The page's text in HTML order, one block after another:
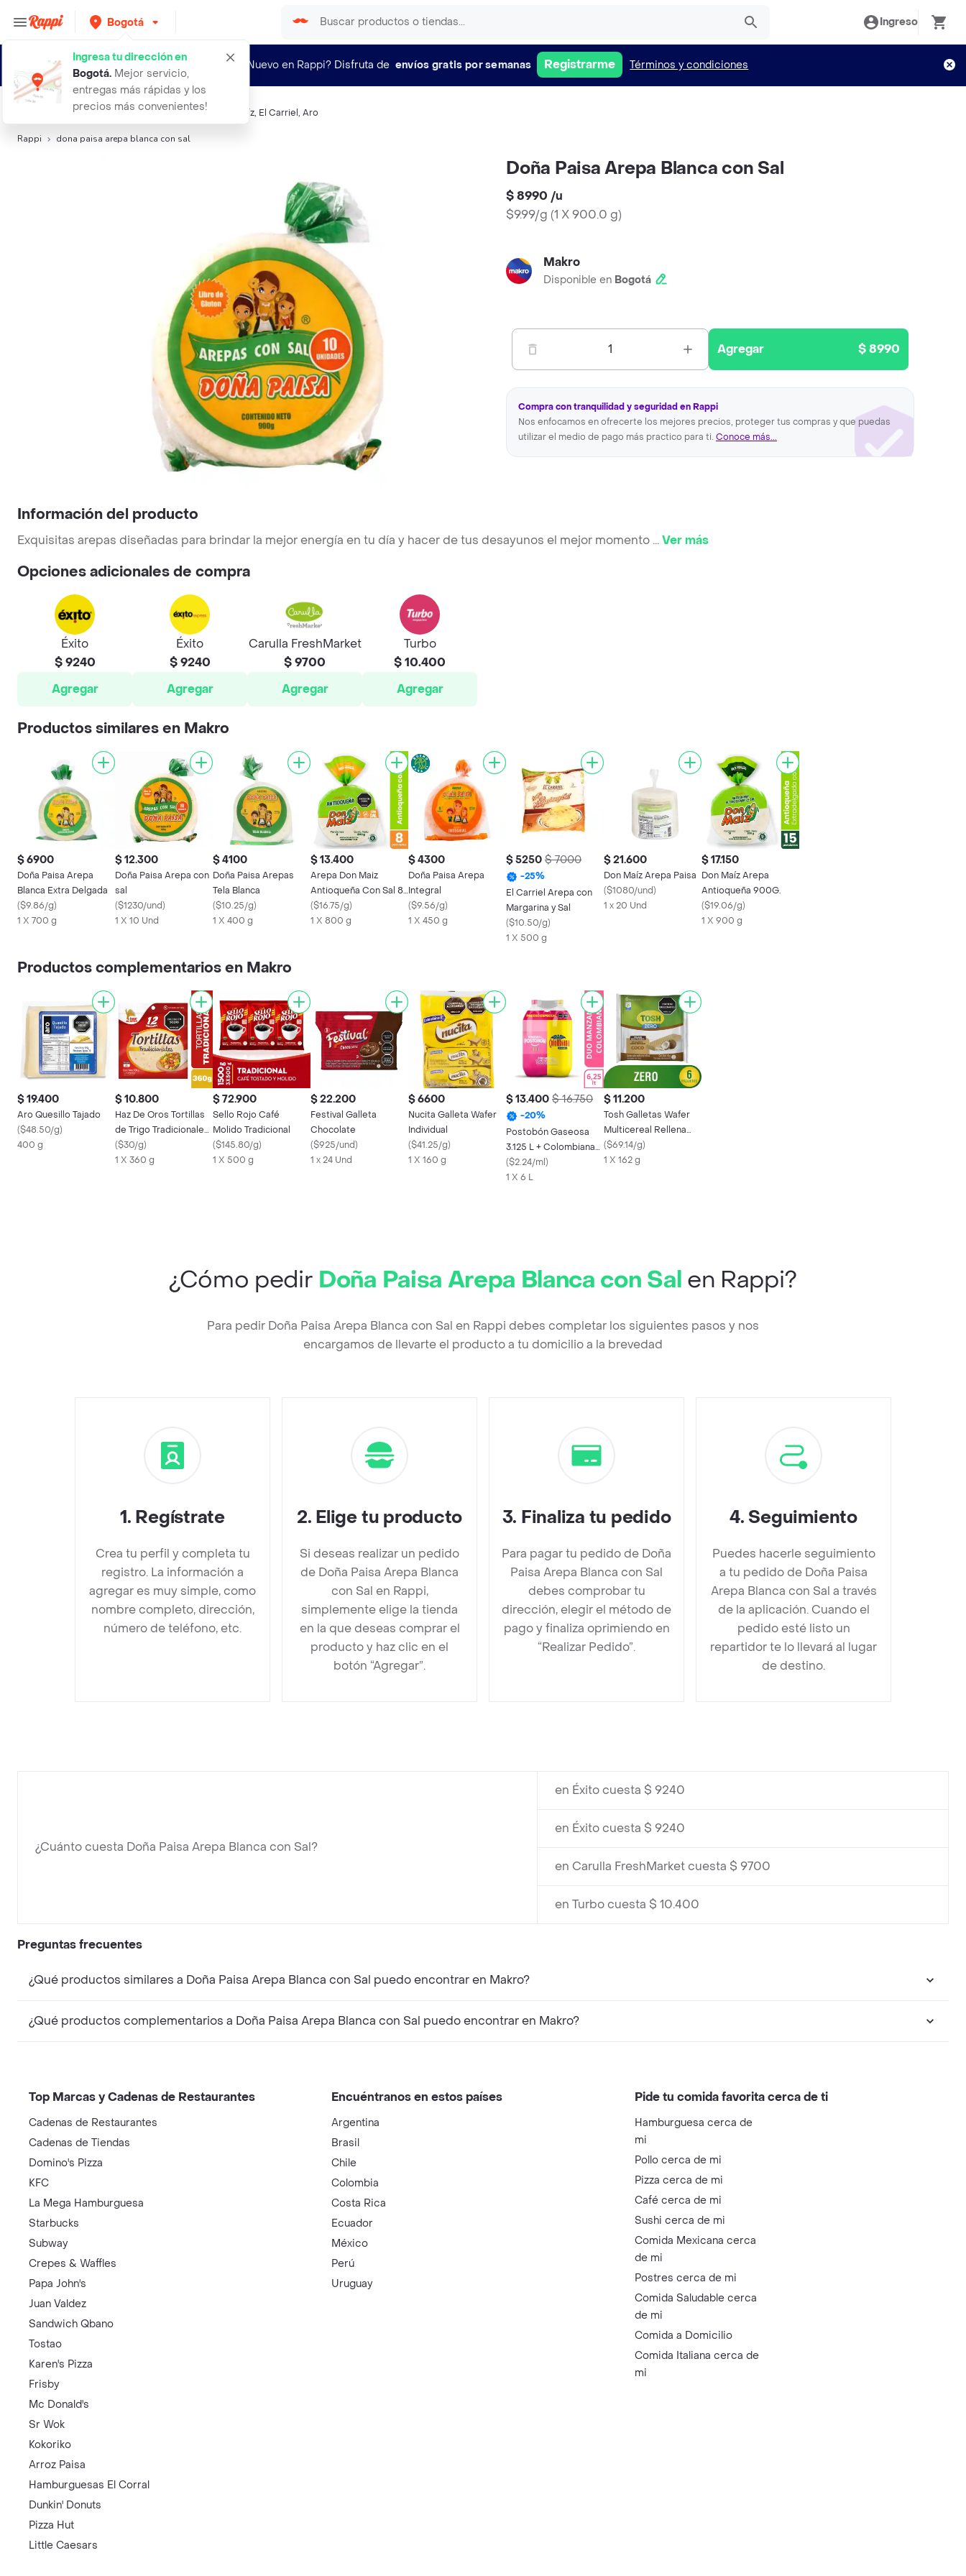
Bogotá
Ingresa tu dirección en
Bogotá. Mejor servicio,
entregas más rápidas y los
precios más convenientes!
Ingreso
¿Nuevo en Rappi? Disfruta de envíos gratis por semanas Registrarme Términos y condiciones
Búsquedas relacionadas:Arepas,Doña Paisa Don Maíz, El Carriel , Aro
Rappi dona paisa arepa blanca con sal
Doña Paisa Arepa Blanca con Sal
$ 8990 /u
$9.99/g (1 X 900.0 g)
Makro
Disponible en Bogotá
1 Agregar $ 8990
Compra con tranquilidad y seguridad en Rappi
Nos enfocamos en ofrecerte los mejores precios, proteger tus compras y que puedas
utilizar el medio de pago más practico para ti. Conoce más...
Información del producto
Exquisitas arepas diseñadas para brindar la mejor energía en tu día y hacer de tus desayunos el mejor momento ...Ver más
Opciones adicionales de compra
Éxito
$ 9240
Agregar
Éxito
$ 9240
Agregar
Carulla FreshMarket
$ 9700
Agregar
Turbo
$ 10.400
Agregar
Productos similares en Makro
$ 6900
Doña Paisa Arepa
Blanca Extra Delgada
($9.86/g)
1 X 700 g
$ 12.300
Doña Paisa Arepa con
sal
($1230/und)
1 X 10 Und
$ 4100
Doña Paisa Arepas
Tela Blanca
($10.25/g)
1 X 400 g
$ 13.400
Arepa Don Maiz
Antioqueña Con Sal 8
Unidades. 800G.
($16.75/g)
1 X 800 g
$ 4300
Doña Paisa Arepa
Integral
($9.56/g)
1 X 450 g
$ 5250 $ 7000
-25%
El Carriel Arepa con
Margarina y Sal
($10.50/g)
1 X 500 g
$ 21.600
Don Maíz Arepa Paisa
($1080/und)
1 x 20 Und
$ 17.150
Don Maíz Arepa
Antioqueña 900G.
($19.06/g)
1 X 900 g
Productos complementarios en Makro
$ 19.400
Aro Quesillo Tajado
($48.50/g)
400 g
$ 10.800
Haz De Oros Tortillas
de Trigo Tradicionales
Tamaño M
($30/g)
1 X 360 g
$ 72.900
Sello Rojo Café
Molido Tradicional
($145.80/g)
1 X 500 g
$ 22.200
Festival Galleta
Chocolate
($925/und)
1 x 24 Und
$ 6600
Nucita Galleta Wafer
Individual
($41.25/g)
1 X 160 g
$ 13.400 $ 16.750
-20%
Postobón Gaseosa
3.125 L + Colombiana
3.125 L 6250 mL
($2.24/ml)
1 X 6 L
$ 11.200
Tosh Galletas Wafer
Multicereal Rellena
con Crema de Coco
($69.14/g)
1 X 162 g
¿Cómo pedir Doña Paisa Arepa Blanca con Sal en Rappi?
Para pedir Doña Paisa Arepa Blanca con Sal en Rappi debes completar los siguientes pasos y nos
encargamos de llevarte el producto a tu domicilio a la brevedad
1. Regístrate
Crea tu perfil y completa tu
registro. La información a
agregar es muy simple, como
nombre completo, dirección,
número de teléfono, etc.
2. Elige tu producto
Si deseas realizar un pedido
de Doña Paisa Arepa Blanca
con Sal en Rappi,
simplemente elige la tienda
en la que deseas comprar el
producto y haz clic en el
botón “Agregar”.
3. Finaliza tu pedido
Para pagar tu pedido de Doña
Paisa Arepa Blanca con Sal
debes comprobar tu
dirección, elegir el método de
pago y finaliza oprimiendo en
“Realizar Pedido”.
4. Seguimiento
Puedes hacerle seguimiento
a tu pedido de Doña Paisa
Arepa Blanca con Sal a través
de la aplicación. Cuando el
pedido esté listo un
repartidor te lo llevará al lugar
de destino.
¿Cuánto cuesta Doña Paisa Arepa Blanca con Sal?
en Éxito cuesta $ 9240
en Éxito cuesta $ 9240
en Carulla FreshMarket cuesta $ 9700
en Turbo cuesta $ 10.400
Preguntas frecuentes
¿Qué productos similares a Doña Paisa Arepa Blanca con Sal puedo encontrar en Makro?
¿Qué productos complementarios a Doña Paisa Arepa Blanca con Sal puedo encontrar en Makro?
Top Marcas y Cadenas de Restaurantes
Cadenas de Restaurantes
Cadenas de Tiendas
Domino's Pizza
KFC
La Mega Hamburguesa
Starbucks
Subway
Crepes & Waffles
Papa John's
Juan Valdez
Sandwich Qbano
Tostao
Karen's Pizza
Frisby
Mc Donald's
Sr Wok
Kokoriko
Arroz Paisa
Hamburguesas El Corral
Dunkin' Donuts
Pizza Hut
Little Caesars
Encuéntranos en estos países
Argentina
Brasil
Chile
Colombia
Costa Rica
Ecuador
México
Perú
Uruguay
Pide tu comida favorita cerca de ti
Hamburguesa cerca de
mi
Pollo cerca de mi
Pizza cerca de mi
Café cerca de mi
Sushi cerca de mi
Comida Mexicana cerca
de mi
Postres cerca de mi
Comida Saludable cerca
de mi
Comida a Domicilio
Comida Italiana cerca de
mi